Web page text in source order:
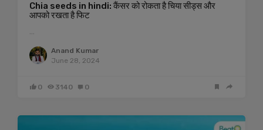
Chia seeds in hindi: कैंसर को रोकता है चिया सीड्स और
आपको रखता है फिट
…
Anand Kumar
June 28, 2024
0 3140 0